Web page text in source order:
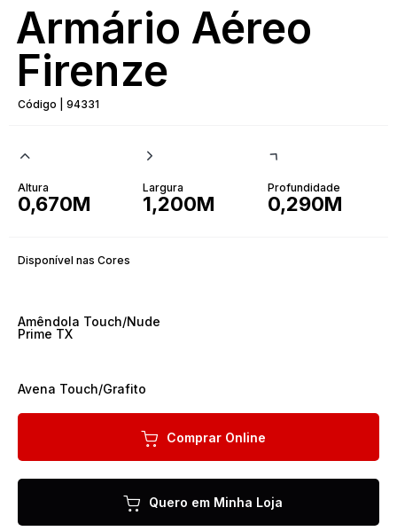
Armário Aéreo
Firenze
Código | 94331
Altura
0,670M
Largura
1,200M
Profundidade
0,290M
Disponível nas Cores
Amêndola Touch/Nude
Prime TX
Avena Touch/Grafito
Comprar Online
Quero em Minha Loja